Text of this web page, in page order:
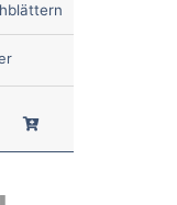
In den Warenkorb